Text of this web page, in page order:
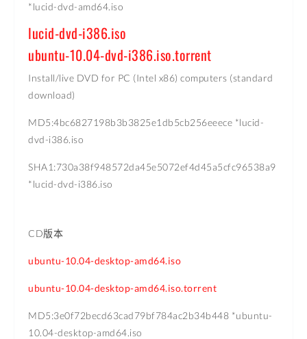
*lucid-dvd-amd64.iso
lucid-dvd-i386.iso
ubuntu-10.04-dvd-i386.iso.torrent
Install/live DVD for PC (Intel x86) computers (standard
download)
MD5:4bc6827198b3b3825e1db5cb256eeece *lucid-
dvd-i386.iso
SHA1:730a38f948572da45e5072ef4d45a5cfc96538a9
*lucid-dvd-i386.iso
CD版本
ubuntu-10.04-desktop-amd64.iso
ubuntu-10.04-desktop-amd64.iso.torrent
MD5:3e0f72becd63cad79bf784ac2b34b448 *ubuntu-
10.04-desktop-amd64.iso